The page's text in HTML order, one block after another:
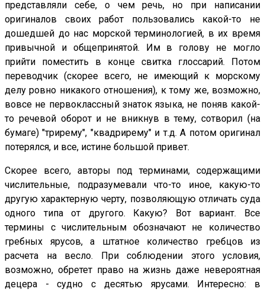
представляли себе, о чем речь, но при написании
оригиналов своих работ пользовались какой-то не
дошедшей до нас морской терминологией, в их время
привычной и общепринятой. Им в голову не могло
прийти поместить в конце свитка глоссарий. Потом
переводчик (скорее всего, не имеющий к морскому
делу ровно никакого отношения), к тому же, возможно,
вовсе не первоклассный знаток языка, не поняв какой-
то речевой оборот и не вникнув в тему, сотворил (на
бумаге) "трирему", "квадрирему" и т.д. А потом оригинал
потерялся, и все, истине большой привет.
Скорее всего, авторы под терминами, содержащими
числительные, подразумевали что-то иное, какую-то
другую характерную черту, позволяющую отличать суда
одного типа от другого. Какую? Вот вариант. Все
термины с числительным обозначают не количество
гребных ярусов, а штатное количество гребцов из
расчета на весло. При соблюдении этого условия,
возможно, обретет право на жизнь даже невероятная
децера - судно с десятью ярусами. Интересно: в